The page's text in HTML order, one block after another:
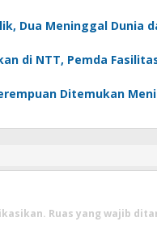
Dua Meninggal Dunia
di NTT, Pemda
Ditemukan
Ruas yang wajib